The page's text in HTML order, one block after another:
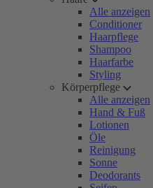
Alle anzeigen
Conditioner
Haarpflege
Shampoo
Haarfarbe
Styling
Körperpflege
Alle anzeigen
Hand & Fuß
Lotionen
Öle
Reinigung
Sonne
Deodorants